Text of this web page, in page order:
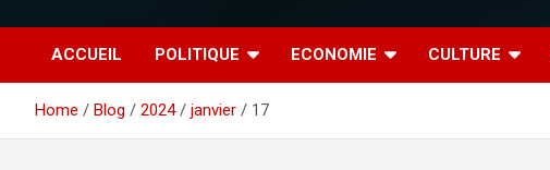
ACCUEIL POLITIQUE ECONOMIE CULTURE
Home Blog 2024 janvier 17